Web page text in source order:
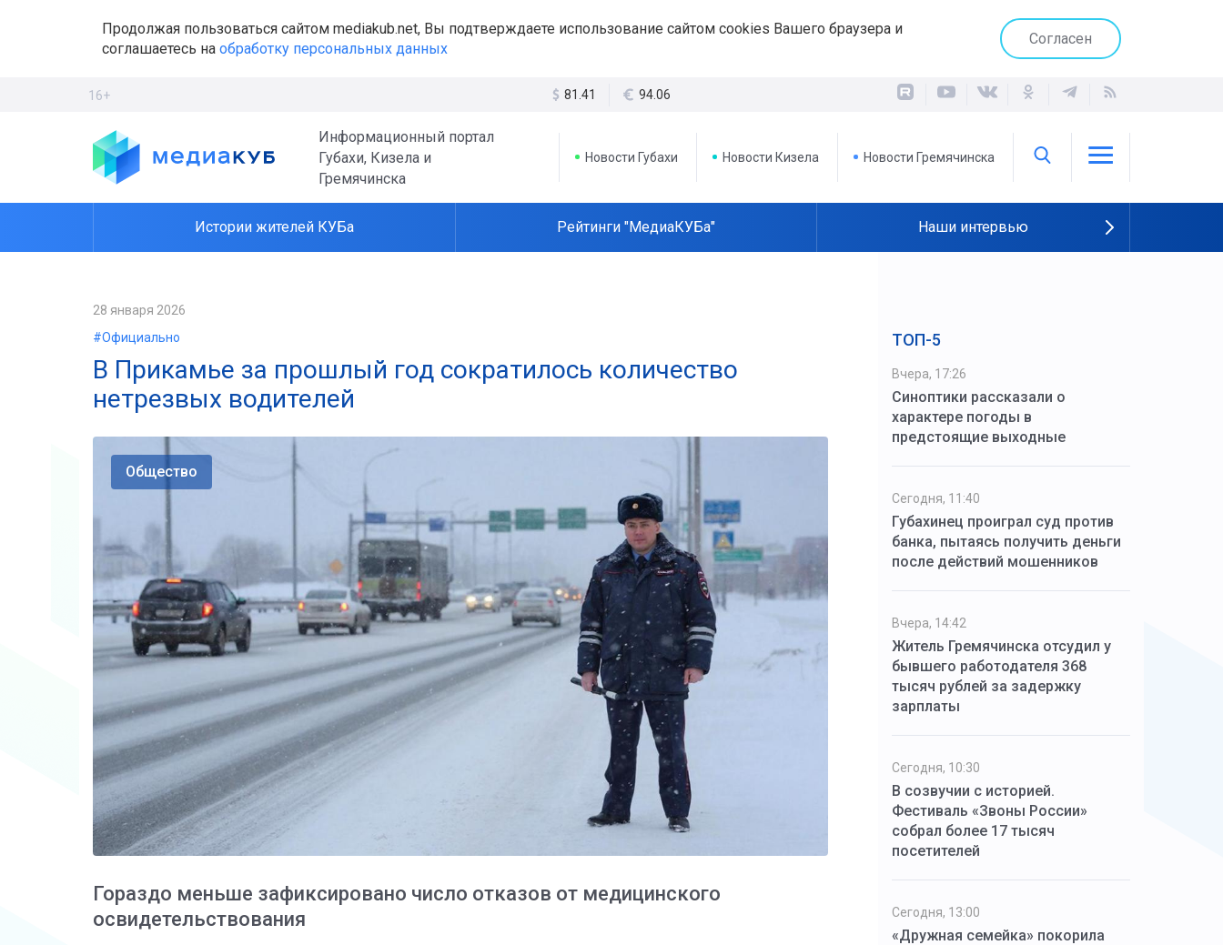
Продолжая пользоваться сайтом mediakub.net, Вы подтверждаете использование сайтом cookies Вашего браузера и
соглашаетесь на обработку персональных данных
Согласен
16+ 81.41 94.06
Информационный портал
Губахи, Кизела и
Гремячинска
Новости Губахи Новости Кизела Новости Гремячинска
Истории жителей КУБа Рейтинги "МедиаКУБа" Наши интервью
28 января 2026
#Официально
В Прикамье за прошлый год сократилось количество
нетрезвых водителей
Общество
Гораздо меньше зафиксировано число отказов от медицинского
освидетельствования
ТОП-5
Вчера, 17:26
Синоптики рассказали о
характере погоды в
предстоящие выходные
Сегодня, 11:40
Губахинец проиграл суд против
банка, пытаясь получить деньги
после действий мошенников
Вчера, 14:42
Житель Гремячинска отсудил у
бывшего работодателя 368
тысяч рублей за задержку
зарплаты
Сегодня, 10:30
В созвучии с историей.
Фестиваль «Звоны России»
собрал более 17 тысяч
посетителей
Сегодня, 13:00
«Дружная семейка» покорила